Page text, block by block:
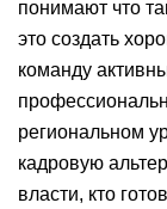
понимают что
это создать
команду
региональном
кадровую
власти, кто